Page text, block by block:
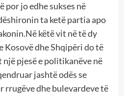
jo edhe sukses në
ta ketë partia apo
këtë vit në të dy
dhe Shqipëri do të
një pjesë e politikanëve në
jashtë odës se
rrugëve dhe bulevardeve të